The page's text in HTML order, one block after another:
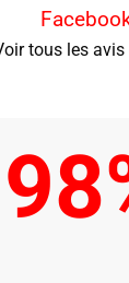
tous les